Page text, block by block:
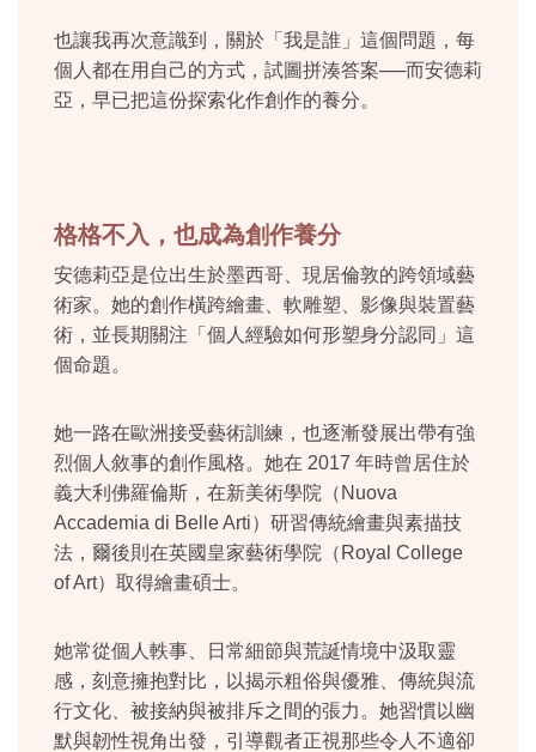
也讓我再次意識到，關於「我是誰」這個問題，每
個人都在用自己的方式，試圖拼湊答案──而安德莉
亞，早已把這份探索化作創作的養分。
格格不入，也成為創作養分
安德莉亞是位出生於墨西哥、現居倫敦的跨領域藝
術家。她的創作橫跨繪畫、軟雕塑、影像與裝置藝
術，並長期關注「個人經驗如何形塑身分認同」這
個命題。
她一路在歐洲接受藝術訓練，也逐漸發展出帶有強
烈個人敘事的創作風格。她在 2017 年時曾居住於
義大利佛羅倫斯，在新美術學院（Nuova
Accademia di Belle Arti）研習傳統繪畫與素描技
法，爾後則在英國皇家藝術學院（Royal College
of Art）取得繪畫碩士。
她常從個人軼事、日常細節與荒誕情境中汲取靈
感，刻意擁抱對比，以揭示粗俗與優雅、傳統與流
行文化、被接納與被排斥之間的張力。她習慣以幽
默與韌性視角出發，引導觀者正視那些令人不適卻